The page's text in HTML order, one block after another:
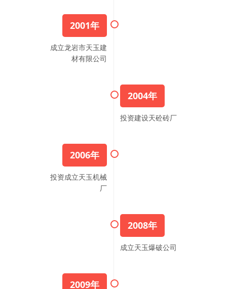
2001年
成立龙岩市天玉建
材有限公司
2004年
投资建设天砼砖厂
2006年
投资成立天玉机械
厂
2008年
成立天玉爆破公司
2009年